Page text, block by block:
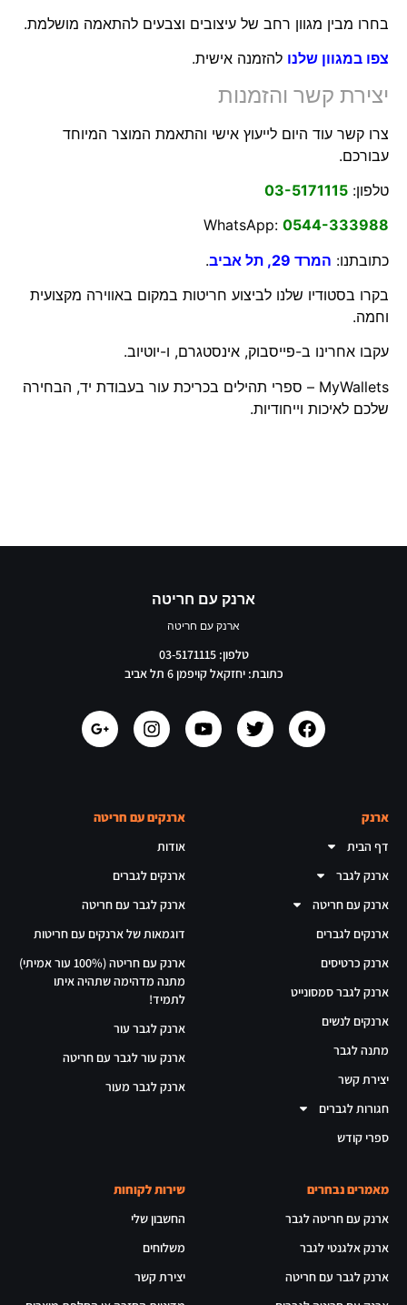
בחרו מבין מגוון רחב של עיצובים וצבעים להתאמה מושלמת.
צפו במגוון שלנו להזמנה אישית.
יצירת קשר והזמנות
צרו קשר עוד היום לייעוץ אישי והתאמת המוצר המיוחד
עבורכם.
טלפון: 03-5171115
WhatsApp: 0544-333988
כתובתנו: המרד 29, תל אביב
.
בקרו בסטודיו שלנו לביצוע חריטות במקום באווירה מקצועית
וחמה.
עקבו אחרינו ב-פייסבוק, אינסטגרם, ו-יוטיוב.
MyWallets – ספרי תהילים בכריכת עור בעבודת יד, הבחירה
שלכם לאיכות וייחודיות.
ארנק עם חריטה
ארנק עם חריטה
טלפון: 03-5171115
כתובת: יחזקאל קויפמן 6 תל אביב
ארנק
דף הבית
ארנק לגבר
ארנק עם חריטה
ארנקים לגברים
ארנק כרטיסים
ארנק לגבר סמסונייט
ארנקים לנשים
מתנה לגבר
יצירת קשר
חגורות לגברים
ספרי קודש
ארנקים עם חריטה
אודות
ארנקים לגברים
ארנק לגבר עם חריטה
דוגמאות של ארנקים עם חריטות
ארנק עם חריטה (100% עור אמיתי)
מתנה מדהימה שתהיה איתו
לתמיד!
ארנק לגבר עור
ארנק עור לגבר עם חריטה
ארנק לגבר מעור
מאמרים נבחרים
ארנק עם חריטה לגבר
ארנק אלגנטי לגבר
ארנק לגבר עם חריטה
שירות לקוחות
החשבון שלי
משלוחים
יצירת קשר